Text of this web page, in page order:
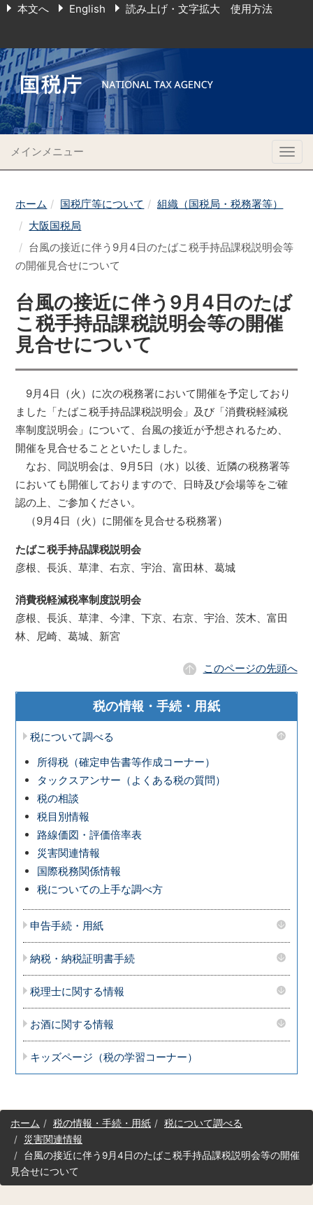
本文へ English 読み上げ・文字拡大 使用方法
メインメニュー
ホーム 国税庁等について
組織（国税局・税務署等）
大阪国税局
台風の接近に伴う9月4日のたばこ税手持品課税説明会等
の開催見合せについて
台風の接近に伴う9月4日のたば
こ税手持品課税説明会等の開催
見合せについて
9月4日（火）に次の税務署において開催を予定しており
ました「たばこ税手持品課税説明会」及び「消費税軽減税
率制度説明会」について、台風の接近が予想されるため、
開催を見合せることといたしました。
なお、同説明会は、9月5日（水）以後、近隣の税務署等
においても開催しておりますので、日時及び会場等をご確
認の上、ご参加ください。
（9月4日（火）に開催を見合せる税務署）
たばこ税手持品課税説明会
彦根、長浜、草津、右京、宇治、富田林、葛城
消費税軽減税率制度説明会
彦根、長浜、草津、今津、下京、右京、宇治、茨木、富田
林、尼崎、葛城、新宮
このページの先頭へ
税の情報・手続・用紙
税について調べる
所得税（確定申告書等作成コーナー）
タックスアンサー（よくある税の質問）
税の相談
税目別情報
路線価図・評価倍率表
災害関連情報
国際税務関係情報
税についての上手な調べ方
申告手続・用紙
納税・納税証明書手続
税理士に関する情報
お酒に関する情報
キッズページ（税の学習コーナー）
サ
イ
ッ
プ
ホーム 税の情報・手続・用紙
税について調べる
災害関連情報
台風の接近に伴う9月4日のたばこ税手持品課税説明会等の開催
見合せについて